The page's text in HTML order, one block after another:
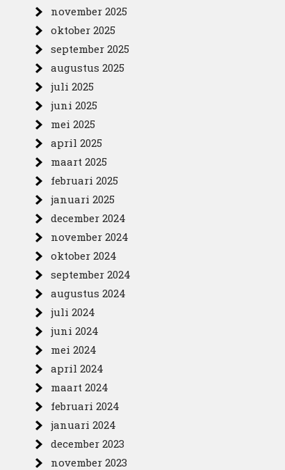
november 2025
oktober 2025
september 2025
augustus 2025
juli 2025
juni 2025
mei 2025
april 2025
maart 2025
februari 2025
januari 2025
december 2024
november 2024
oktober 2024
september 2024
augustus 2024
juli 2024
juni 2024
mei 2024
april 2024
maart 2024
februari 2024
januari 2024
december 2023
november 2023